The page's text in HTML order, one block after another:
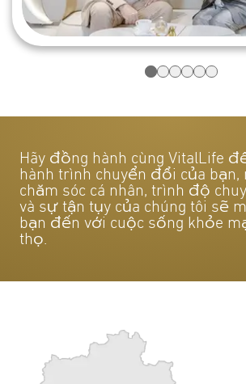
Hãy đồng hành cùng VitalLife
hành trình chuyển đổi của bạn,
chăm sóc cá nhân, trình độ
và sự tận tụy của chúng tôi sẽ
bạn đến với cuộc sống khỏe
thọ.